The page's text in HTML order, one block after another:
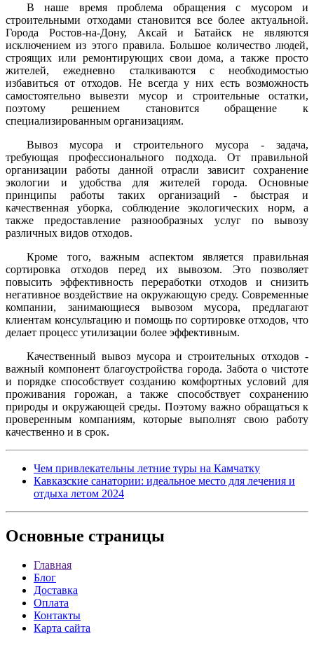
В наше время проблема обращения с мусором и
строительными отходами становится все более актуальной.
Города Ростов-на-Дону, Аксай и Батайск не являются
исключением из этого правила. Большое количество людей,
строящих или ремонтирующих свои дома, а также просто
жителей, ежедневно сталкиваются с необходимостью
избавиться от отходов. Не всегда у них есть возможность
самостоятельно вывезти мусор и строительные остатки,
поэтому решением становится обращение к
специализированным организациям.
Вывоз мусора и строительного мусора - задача,
требующая профессионального подхода. От правильной
организации работы данной отрасли зависит сохранение
экологии и удобства для жителей города. Основные
принципы работы таких организаций - быстрая и
качественная уборка, соблюдение экологических норм, а
также предоставление разнообразных услуг по вывозу
различных видов отходов.
Кроме того, важным аспектом является правильная
сортировка отходов перед их вывозом. Это позволяет
повысить эффективность переработки отходов и снизить
негативное воздействие на окружающую среду. Современные
компании, занимающиеся вывозом мусора, предлагают
клиентам консультацию и помощь по сортировке отходов, что
делает процесс утилизации более эффективным.
Качественный вывоз мусора и строительных отходов -
важный компонент благоустройства города. Забота о чистоте
и порядке способствует созданию комфортных условий для
проживания горожан, а также способствует сохранению
природы и окружающей среды. Поэтому важно обращаться к
проверенным компаниям, которые выполнят свою работу
качественно и в срок.
Чем привлекательны летние туры на Камчатку
Кавказские санатории: идеальное место для лечения и
отдыха летом 2024
Основные страницы
Главная
Блог
Доставка
Оплата
Контакты
Карта сайта